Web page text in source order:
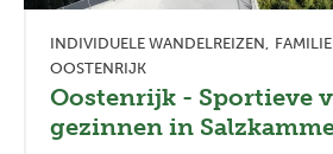
INDIVIDUELE WANDELREIZEN
OOSTENRIJK
Oostenrijk - Sportieve
gezinnen in